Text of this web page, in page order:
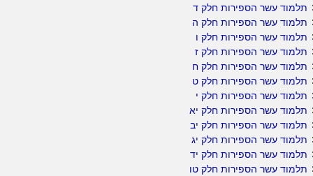
תלמוד עשר הספירות חלק ד
תלמוד עשר הספירות חלק ה
תלמוד עשר הספירות חלק ו
תלמוד עשר הספירות חלק ז
תלמוד עשר הספירות חלק ח
תלמוד עשר הספירות חלק ט
תלמוד עשר הספירות חלק י
תלמוד עשר הספירות חלק יא
תלמוד עשר הספירות חלק יב
תלמוד עשר הספירות חלק יג
תלמוד עשר הספירות חלק יד
תלמוד עשר הספירות חלק טו